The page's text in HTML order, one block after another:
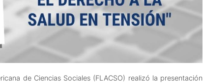
de Ciencias Sociales (FLACSO) realizó la presentación